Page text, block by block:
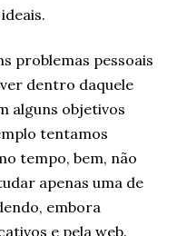
problemas pessoais
dentro daquele
alguns objetivos
tentamos
tempo, bem, não
apenas uma de
embora
e pela web.